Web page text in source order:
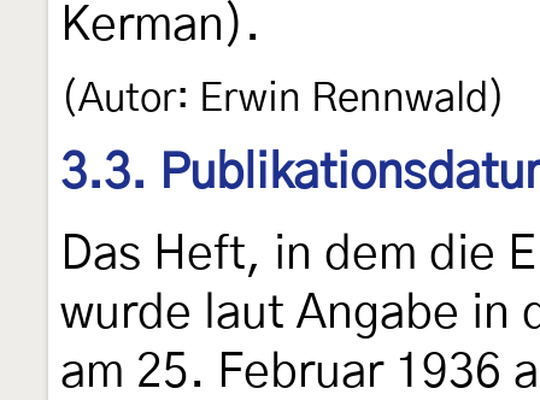
Kerman).
(Autor: Erwin Rennwald)
3.3.
Das Heft, in dem die
wurde laut Angabe in
am 25. Februar 1936